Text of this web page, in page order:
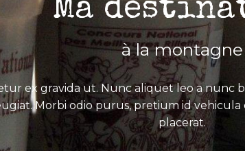
Ma
à la montagne
ex gravida ut. Nunc aliquet leo a nunc
Morbi odio purus, pretium id
placerat.